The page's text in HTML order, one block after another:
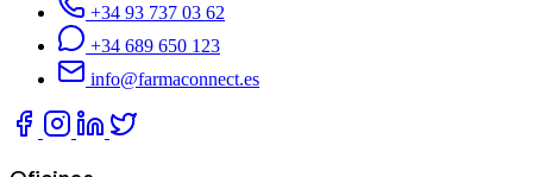
+34 93 737 03 62
+34 689 650 123
info@farmaconnect.es